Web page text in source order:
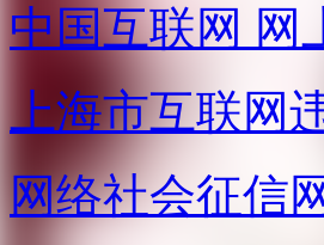
中国互联网 网
上海市互联网
网络社会征信